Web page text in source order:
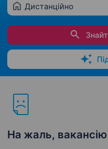
Дистанційно
На жаль,